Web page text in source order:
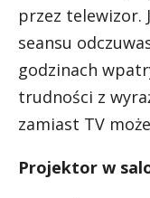
przez telewizor.
seansu
godzinach
trudności z
zamiast TV
Projektor w